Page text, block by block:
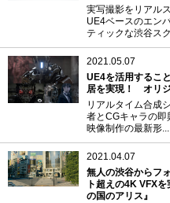
実写撮影をリアル
UE4ベースのエン
ティックな渋谷ス
2021.05.07
UE4を活用するこ
居を実現！ オリ
リアルタイム合成
者とCGキャラの
映像制作の最新形...
2021.04.07
無人の渋谷からフ
ト超えの4K VFX
の国のアリス』